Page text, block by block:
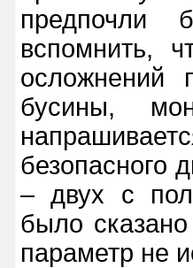
предпочли
вспомнить,
осложнений
бусины,
безопасного
– двух с
было
параметр не